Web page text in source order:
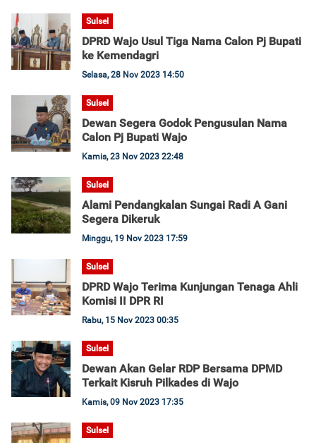
Sulsel
DPRD Wajo Usul Tiga Nama Calon Pj Bupati
ke Kemendagri
Selasa, 28 Nov 2023 14:50
Sulsel
Dewan Segera Godok Pengusulan Nama
Calon Pj Bupati Wajo
Kamis, 23 Nov 2023 22:48
Sulsel
Alami Pendangkalan Sungai Radi A Gani
Segera Dikeruk
Minggu, 19 Nov 2023 17:59
Sulsel
DPRD Wajo Terima Kunjungan Tenaga Ahli
Komisi II DPR RI
Rabu, 15 Nov 2023 00:35
Sulsel
Dewan Akan Gelar RDP Bersama DPMD
Terkait Kisruh Pilkades di Wajo
Kamis, 09 Nov 2023 17:35
Sulsel